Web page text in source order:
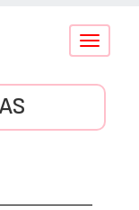
Conmutar